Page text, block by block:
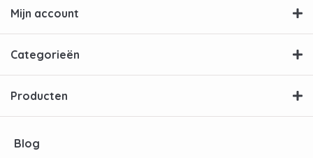
Mijn account
Categorieën
Producten
Blog